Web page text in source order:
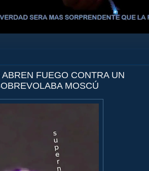
FUEGO CONTRA UN
MOSCÚ